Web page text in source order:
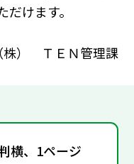
けます。
株） ＴＥＮ管理課
横、1ページ